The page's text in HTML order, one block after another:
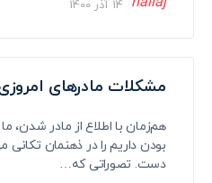
14 آذر 1400
مشکلات مادرهای
هم‌زمان با اطلاع از مادر شدن،
بودن داریم را در ذهنمان
دست. تصوراتی که…